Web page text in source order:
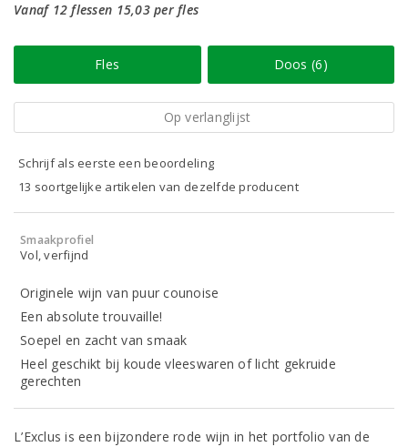
Vanaf 12 flessen 15,03 per fles
Fles Doos (6)
Op verlanglijst
Schrijf als eerste een beoordeling
13 soortgelijke artikelen van dezelfde producent
Smaakprofiel
Vol, verfijnd
Originele wijn van puur counoise
Een absolute trouvaille!
Soepel en zacht van smaak
Heel geschikt bij koude vleeswaren of licht gekruide
gerechten
L’Exclus is een bijzondere rode wijn in het portfolio van de